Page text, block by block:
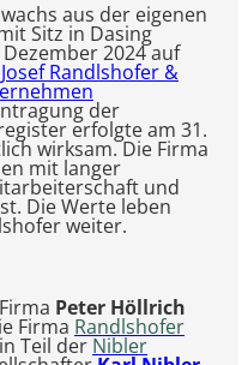
aus der eigenen
Sitz in Dasing
2024 auf
Josef Randlshofer &
der
erfolgte am 31.
wirksam. Die Firma
mit langer
und
Die Werte leben
weiter.
Peter Höllrich
Firma Randlshofer
Teil der Nibler